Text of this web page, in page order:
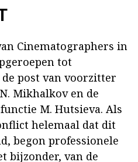
Cinematographers in
tot
post van voorzitter
Mikhalkov en de
M. Hutsieva. Als
helemaal dat dit
begon professionele
bijzonder, van de